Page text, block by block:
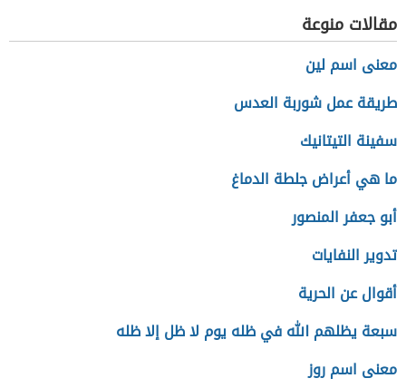
مقالات منوعة
معنى اسم لين
طريقة عمل شوربة العدس
سفينة التيتانيك
ما هي أعراض جلطة الدماغ
أبو جعفر المنصور
تدوير النفايات
أقوال عن الحرية
سبعة يظلهم الله في ظله يوم لا ظل إلا ظله
معنى اسم روز